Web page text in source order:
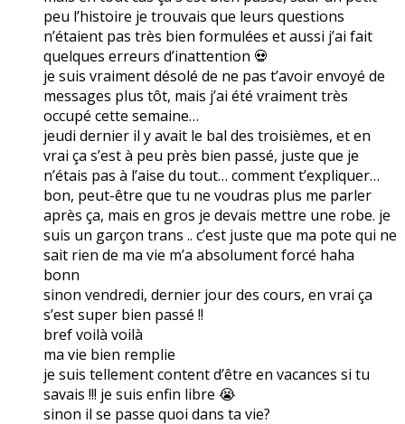
peu l’histoire je trouvais que leurs questions
n’étaient pas très bien formulées et aussi j’ai fait
quelques erreurs d’inattention 💀
je suis vraiment désolé de ne pas t’avoir envoyé de
messages plus tôt, mais j’ai été vraiment très
occupé cette semaine…
jeudi dernier il y avait le bal des troisièmes, et en
vrai ça s’est à peu près bien passé, juste que je
n’étais pas à l’aise du tout… comment t’expliquer…
bon, peut-être que tu ne voudras plus me parler
après ça, mais en gros je devais mettre une robe. je
suis un garçon trans .. c’est juste que ma pote qui ne
sait rien de ma vie m’a absolument forcé haha
bonn
sinon vendredi, dernier jour des cours, en vrai ça
s’est super bien passé !!
bref voilà voilà
ma vie bien remplie
je suis tellement content d’être en vacances si tu
savais !!! je suis enfin libre 😭
sinon il se passe quoi dans ta vie?